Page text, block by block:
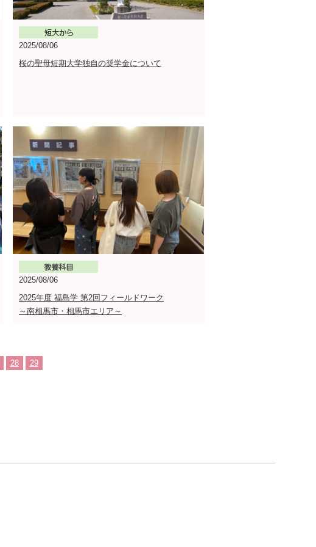
2025/08/06
桜の聖母短期大学独自の奨学金について
2025/08/06
2025年度 福島学 第2回フィールドワーク
～南相馬市・相馬市エリア～
28 29